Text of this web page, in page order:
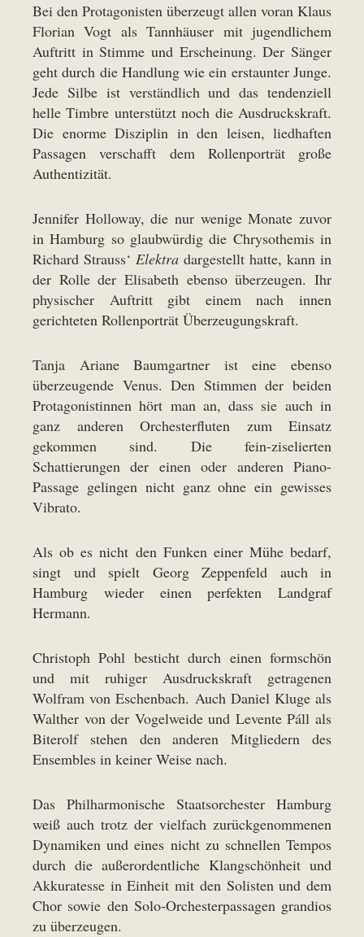
Bei den Protagonisten überzeugt allen voran Klaus
Florian Vogt als Tannhäuser mit jugendlichem
Auftritt in Stimme und Erscheinung. Der Sänger
geht durch die Handlung wie ein erstaunter Junge.
Jede Silbe ist verständlich und das tendenziell
helle Timbre unterstützt noch die Ausdruckskraft.
Die enorme Disziplin in den leisen, liedhaften
Passagen verschafft dem Rollenporträt große
Authentizität.
Jennifer Holloway, die nur wenige Monate zuvor
in Hamburg so glaubwürdig die Chrysothemis in
Richard Strauss‘ Elektra dargestellt hatte, kann in
der Rolle der Elisabeth ebenso überzeugen. Ihr
physischer Auftritt gibt einem nach innen
gerichteten Rollenporträt Überzeugungskraft.
Tanja Ariane Baumgartner ist eine ebenso
überzeugende Venus. Den Stimmen der beiden
Protagonistinnen hört man an, dass sie auch in
ganz anderen Orchesterfluten zum Einsatz
gekommen sind. Die fein-ziselierten
Schattierungen der einen oder anderen Piano-
Passage gelingen nicht ganz ohne ein gewisses
Vibrato.
Als ob es nicht den Funken einer Mühe bedarf,
singt und spielt Georg Zeppenfeld auch in
Hamburg wieder einen perfekten Landgraf
Hermann.
Christoph Pohl besticht durch einen formschön
und mit ruhiger Ausdruckskraft getragenen
Wolfram von Eschenbach. Auch Daniel Kluge als
Walther von der Vogelweide und Levente Páll als
Biterolf stehen den anderen Mitgliedern des
Ensembles in keiner Weise nach.
Das Philharmonische Staatsorchester Hamburg
weiß auch trotz der vielfach zurückgenommenen
Dynamiken und eines nicht zu schnellen Tempos
durch die außerordentliche Klangschönheit und
Akkuratesse in Einheit mit den Solisten und dem
Chor sowie den Solo-Orchesterpassagen grandios
zu überzeugen.